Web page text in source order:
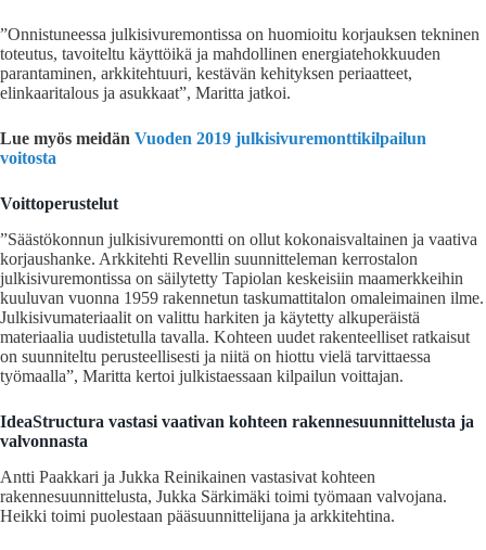
”Onnistuneessa julkisivuremontissa on huomioitu korjauksen tekninen
toteutus, tavoiteltu käyttöikä ja mahdollinen energiatehokkuuden
parantaminen, arkkitehtuuri, kestävän kehityksen periaatteet,
elinkaaritalous ja asukkaat”, Maritta jatkoi.
Lue myös meidän Vuoden 2019 julkisivuremonttikilpailun
voitosta
Voittoperustelut
”Säästökonnun julkisivuremontti on ollut kokonaisvaltainen ja vaativa
korjaushanke. Arkkitehti Revellin suunnitteleman kerrostalon
julkisivuremontissa on säilytetty Tapiolan keskeisiin maamerkkeihin
kuuluvan vuonna 1959 rakennetun taskumattitalon omaleimainen ilme.
Julkisivumateriaalit on valittu harkiten ja käytetty alkuperäistä
materiaalia uudistetulla tavalla. Kohteen uudet rakenteelliset ratkaisut
on suunniteltu perusteellisesti ja niitä on hiottu vielä tarvittaessa
työmaalla”, Maritta kertoi julkistaessaan kilpailun voittajan.
IdeaStructura vastasi vaativan kohteen rakennesuunnittelusta ja
valvonnasta
Antti Paakkari ja Jukka Reinikainen vastasivat kohteen
rakennesuunnittelusta, Jukka Särkimäki toimi työmaan valvojana.
Heikki toimi puolestaan pääsuunnittelijana ja arkkitehtina.